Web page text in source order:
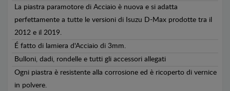
La piastra paramotore di Acciaio è nuova e si adatta
perfettamente a tutte le versioni di Isuzu D-Max prodotte tra il
2012 e il 2019.
É fatto di lamiera d'Acciaio di 3mm.
Bulloni, dadi, rondelle e tutti gli accessori allegati
Ogni piastra è resistente alla corrosione ed è ricoperto di vernice
in polvere.